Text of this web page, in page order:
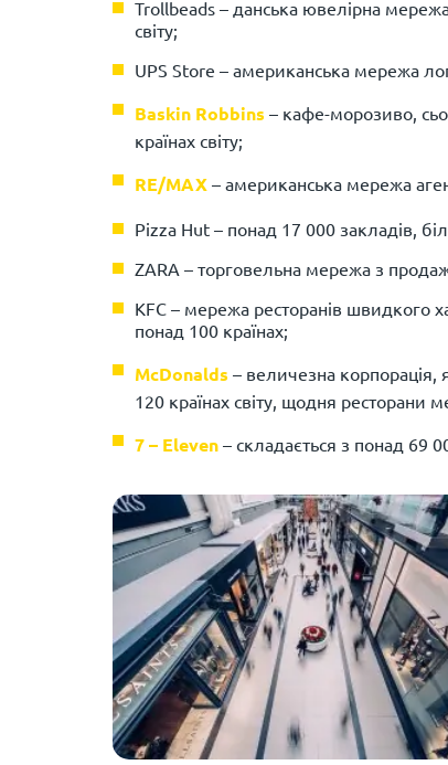
Trollbeads – данська ювелірна
світу;
UPS Store – американська мережа
Baskin Robbins – кафе-морозиво,
країнах світу;
RE/MAX – американська мережа
Pizza Hut – понад 17 000 закладів,
ZARA – торговельна мережа з
KFC – мережа ресторанів швидкого
понад 100 країнах;
McDonalds – величезна корпорація,
120 країнах світу, щодня ресторани
7 – Eleven – складається з понад 69